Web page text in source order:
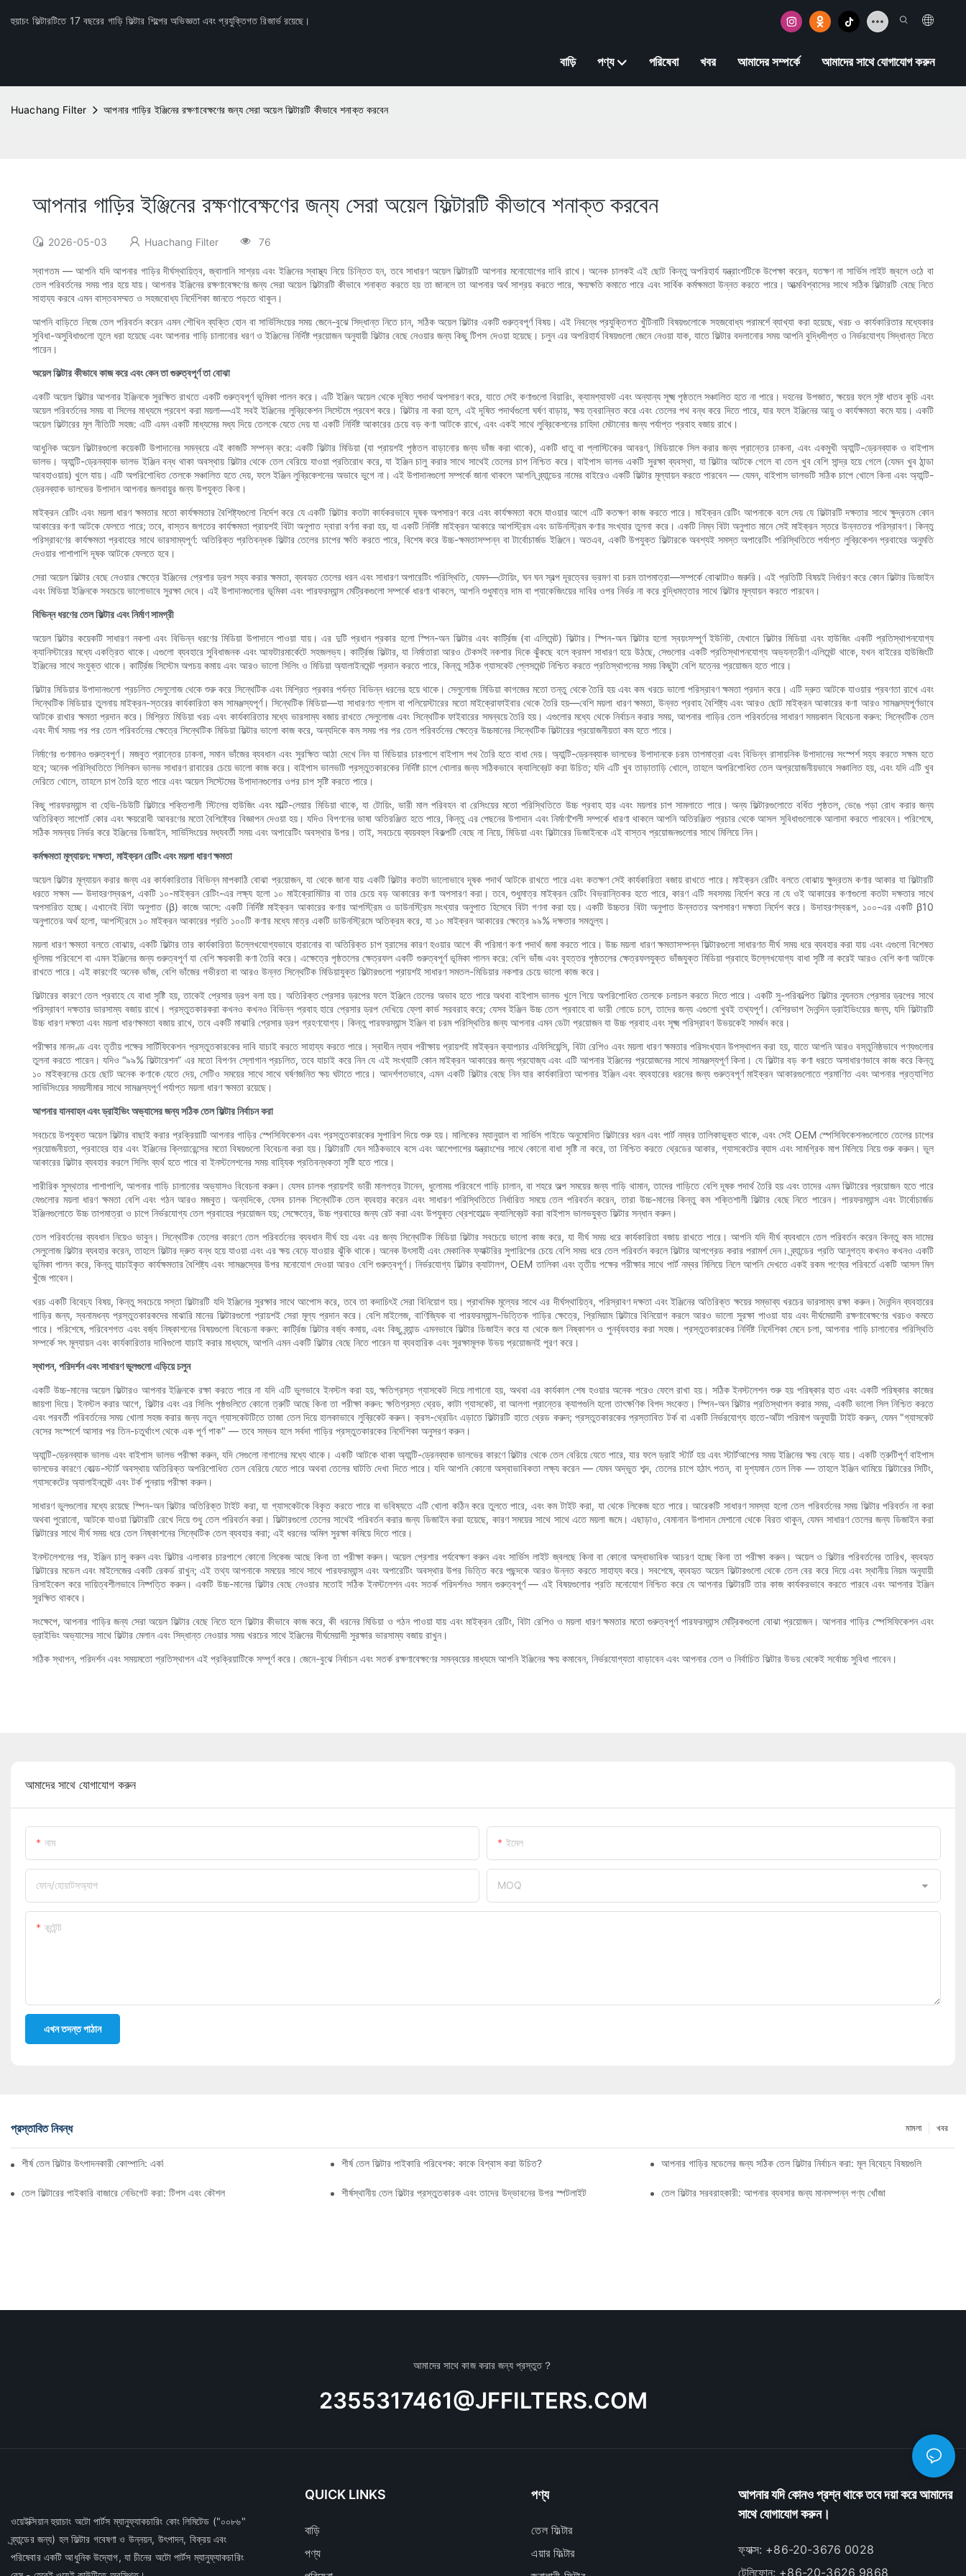
হুয়াচং ফিল্টারটিতে 17 বছরের গাড়ি ফিল্টার শিল্পের অভিজ্ঞতা এবং প্রযুক্তিগত রিজার্ভ রয়েছে।
বাড়ি পণ্য পরিষেবা খবর আমাদের সম্পর্কে আমাদের সাথে যোগাযোগ করুন
Huachang Filter আপনার গাড়ির ইঞ্জিনের রক্ষণাবেক্ষণের জন্য সেরা অয়েল ফিল্টারটি কীভাবে শনাক্ত করবেন
আপনার গাড়ির ইঞ্জিনের রক্ষণাবেক্ষণের জন্য সেরা অয়েল ফিল্টারটি কীভাবে শনাক্ত করবেন
2026-05-03 Huachang Filter 76
স্বাগতম — আপনি যদি আপনার গাড়ির দীর্ঘস্থায়িত্ব, জ্বালানি সাশ্রয় এবং ইঞ্জিনের স্বাস্থ্য নিয়ে চিন্তিত হন, তবে সাধারণ অয়েল ফিল্টারটি আপনার মনোযোগের দাবি রাখে। অনেক চালকই এই ছোট কিন্তু অপরিহার্য যন্ত্রাংশটিকে উপেক্ষা করেন, যতক্ষণ না সার্ভিস লাইট জ্বলে ওঠে বা
তেল পরিবর্তনের সময় পার হয়ে যায়। আপনার ইঞ্জিনের রক্ষণাবেক্ষণের জন্য সেরা অয়েল ফিল্টারটি কীভাবে শনাক্ত করতে হয় তা জানলে তা আপনার অর্থ সাশ্রয় করতে পারে, ক্ষয়ক্ষতি কমাতে পারে এবং সার্বিক কর্মক্ষমতা উন্নত করতে পারে। আত্মবিশ্বাসের সাথে সঠিক ফিল্টারটি বেছে নিতে
সাহায্য করবে এমন বাস্তবসম্মত ও সহজবোধ্য নির্দেশিকা জানতে পড়তে থাকুন।
আপনি বাড়িতে নিজে তেল পরিবর্তন করেন এমন শৌখিন ব্যক্তি হোন বা সার্ভিসিংয়ের সময় জেনে-বুঝে সিদ্ধান্ত নিতে চান, সঠিক অয়েল ফিল্টার একটি গুরুত্বপূর্ণ বিষয়। এই নিবন্ধে প্রযুক্তিগত খুঁটিনাটি বিষয়গুলোকে সহজবোধ্য পরামর্শে ব্যাখ্যা করা হয়েছে, খরচ ও কার্যকারিতার মধ্যেকার
সুবিধা-অসুবিধাগুলো তুলে ধরা হয়েছে এবং আপনার গাড়ি চালানোর ধরণ ও ইঞ্জিনের নির্দিষ্ট প্রয়োজন অনুযায়ী ফিল্টার বেছে নেওয়ার জন্য কিছু টিপস দেওয়া হয়েছে। চলুন এর অপরিহার্য বিষয়গুলো জেনে নেওয়া যাক, যাতে ফিল্টার বদলানোর সময় আপনি বুদ্ধিদীপ্ত ও নির্ভরযোগ্য সিদ্ধান্ত নিতে
পারেন।
অয়েল ফিল্টার কীভাবে কাজ করে এবং কেন তা গুরুত্বপূর্ণ তা বোঝা
একটি অয়েল ফিল্টার আপনার ইঞ্জিনকে সুরক্ষিত রাখতে একটি গুরুত্বপূর্ণ ভূমিকা পালন করে। এটি ইঞ্জিন অয়েল থেকে দূষিত পদার্থ অপসারণ করে, যাতে সেই কণাগুলো বিয়ারিং, ক্যামশ্যাফট এবং অন্যান্য সূক্ষ্ম পৃষ্ঠতলে সঞ্চালিত হতে না পারে। দহনের উপজাত, ক্ষয়ের ফলে সৃষ্ট ধাতব কুচি এবং
অয়েল পরিবর্তনের সময় বা সিলের মাধ্যমে প্রবেশ করা ময়লা—এই সবই ইঞ্জিনের লুব্রিকেশন সিস্টেমে প্রবেশ করে। ফিল্টার না করা হলে, এই দূষিত পদার্থগুলো ঘর্ষণ বাড়ায়, ক্ষয় ত্বরান্বিত করে এবং তেলের পথ বন্ধ করে দিতে পারে, যার ফলে ইঞ্জিনের আয়ু ও কার্যক্ষমতা কমে যায়। একটি
অয়েল ফিল্টারের মূল নীতিটি সহজ: এটি এমন একটি মাধ্যমের মধ্য দিয়ে তেলকে যেতে দেয় যা একটি নির্দিষ্ট আকারের চেয়ে বড় কণা আটকে রাখে, এবং একই সাথে লুব্রিকেশনের চাহিদা মেটানোর জন্য পর্যাপ্ত প্রবাহ বজায় রাখে।
আধুনিক অয়েল ফিল্টারগুলো কয়েকটি উপাদানের সমন্বয়ে এই কাজটি সম্পন্ন করে: একটি ফিল্টার মিডিয়া (যা প্রায়শই পৃষ্ঠতল বাড়ানোর জন্য ভাঁজ করা থাকে), একটি ধাতু বা প্লাস্টিকের আবরণ, মিডিয়াকে সিল করার জন্য প্রান্তের ঢাকনা, এবং একমুখী অ্যান্টি-ড্রেনব্যাক ও বাইপাস
ভালভ। অ্যান্টি-ড্রেনব্যাক ভালভ ইঞ্জিন বন্ধ থাকা অবস্থায় ফিল্টার থেকে তেল বেরিয়ে যাওয়া প্রতিরোধ করে, যা ইঞ্জিন চালু করার সাথে সাথেই তেলের চাপ নিশ্চিত করে। বাইপাস ভালভ একটি সুরক্ষা ব্যবস্থা, যা ফিল্টার আটকে গেলে বা তেল খুব বেশি সান্দ্র হয়ে গেলে (যেমন খুব ঠান্ডা
আবহাওয়ায়) খুলে যায়। এটি অপরিশোধিত তেলকে সঞ্চালিত হতে দেয়, ফলে ইঞ্জিন লুব্রিকেশনের অভাবে ভুগে না। এই উপাদানগুলো সম্পর্কে জানা থাকলে আপনি ব্র্যান্ডের নামের বাইরেও একটি ফিল্টার মূল্যায়ন করতে পারবেন — যেমন, বাইপাস ভালভটি সঠিক চাপে খোলে কিনা এবং অ্যান্টি-
ড্রেনব্যাক ভালভের উপাদান আপনার জলবায়ুর জন্য উপযুক্ত কিনা।
মাইক্রন রেটিং এবং ময়লা ধারণ ক্ষমতার মতো কার্যক্ষমতার বৈশিষ্ট্যগুলো নির্দেশ করে যে একটি ফিল্টার কতটা কার্যকরভাবে দূষক অপসারণ করে এবং কার্যক্ষমতা কমে যাওয়ার আগে এটি কতক্ষণ কাজ করতে পারে। মাইক্রন রেটিং আপনাকে বলে দেয় যে ফিল্টারটি দক্ষতার সাথে ক্ষুদ্রতম কোন
আকারের কণা আটকে ফেলতে পারে; তবে, বাস্তব জগতের কার্যক্ষমতা প্রায়শই বিটা অনুপাত দ্বারা বর্ণনা করা হয়, যা একটি নির্দিষ্ট মাইক্রন আকারে আপস্ট্রিম এবং ডাউনস্ট্রিম কণার সংখ্যার তুলনা করে। একটি নিম্ন বিটা অনুপাত মানে সেই মাইক্রন স্তরে উন্নততর পরিস্রাবণ। কিন্তু
পরিস্রাবণের কার্যক্ষমতা প্রবাহের সাথে ভারসাম্যপূর্ণ: অতিরিক্ত প্রতিবন্ধক ফিল্টার তেলের চাপের ক্ষতি করতে পারে, বিশেষ করে উচ্চ-ক্ষমতাসম্পন্ন বা টার্বোচার্জড ইঞ্জিনে। অতএব, একটি উপযুক্ত ফিল্টারকে অবশ্যই সমস্ত অপারেটিং পরিস্থিতিতে পর্যাপ্ত লুব্রিকেশন প্রবাহের অনুমতি
দেওয়ার পাশাপাশি দূষক আটকে ফেলতে হবে।
সেরা অয়েল ফিল্টার বেছে নেওয়ার ক্ষেত্রে ইঞ্জিনের প্রেশার ড্রপ সহ্য করার ক্ষমতা, ব্যবহৃত তেলের ধরন এবং সাধারণ অপারেটিং পরিস্থিতি, যেমন—টোয়িং, ঘন ঘন স্বল্প দূরত্বের ভ্রমণ বা চরম তাপমাত্রা—সম্পর্কে বোঝাটাও জরুরি। এই প্রতিটি বিষয়ই নির্ধারণ করে কোন ফিল্টার ডিজাইন
এবং মিডিয়া ইঞ্জিনকে সবচেয়ে ভালোভাবে সুরক্ষা দেবে। এই উপাদানগুলোর ভূমিকা এবং পারফরম্যান্স মেট্রিকগুলো সম্পর্কে ধারণা থাকলে, আপনি শুধুমাত্র দাম বা প্যাকেজিংয়ের দাবির ওপর নির্ভর না করে বুদ্ধিমত্তার সাথে ফিল্টার মূল্যায়ন করতে পারবেন।
বিভিন্ন ধরণের তেল ফিল্টার এবং নির্মাণ সামগ্রী
অয়েল ফিল্টার কয়েকটি সাধারণ নকশা এবং বিভিন্ন ধরণের মিডিয়া উপাদানে পাওয়া যায়। এর দুটি প্রধান প্রকার হলো স্পিন-অন ফিল্টার এবং কার্ট্রিজ (বা এলিমেন্ট) ফিল্টার। স্পিন-অন ফিল্টার হলো স্বয়ংসম্পূর্ণ ইউনিট, যেখানে ফিল্টার মিডিয়া এবং হাউজিং একটি প্রতিস্থাপনযোগ্য
ক্যানিস্টারের মধ্যে একত্রিত থাকে। এগুলো ব্যবহারে সুবিধাজনক এবং আফটারমার্কেটে সহজলভ্য। কার্ট্রিজ ফিল্টার, যা নির্মাতারা আরও টেকসই নকশার দিকে ঝুঁকছে বলে ক্রমশ সাধারণ হয়ে উঠছে, সেগুলোর একটি প্রতিস্থাপনযোগ্য অভ্যন্তরীণ এলিমেন্ট থাকে, যখন বাইরের হাউজিংটি
ইঞ্জিনের সাথে সংযুক্ত থাকে। কার্ট্রিজ সিস্টেম অপচয় কমায় এবং আরও ভালো সিলিং ও মিডিয়া অ্যালাইনমেন্ট প্রদান করতে পারে, কিন্তু সঠিক গ্যাসকেট প্লেসমেন্ট নিশ্চিত করতে প্রতিস্থাপনের সময় কিছুটা বেশি যত্নের প্রয়োজন হতে পারে।
ফিল্টার মিডিয়ার উপাদানগুলো প্রচলিত সেলুলোজ থেকে শুরু করে সিন্থেটিক এবং মিশ্রিত প্রকার পর্যন্ত বিভিন্ন ধরনের হয়ে থাকে। সেলুলোজ মিডিয়া কাগজের মতো তন্তু থেকে তৈরি হয় এবং কম খরচে ভালো পরিস্রাবণ ক্ষমতা প্রদান করে। এটি দ্রুত আটকে যাওয়ার প্রবণতা রাখে এবং
সিন্থেটিক মিডিয়ার তুলনায় মাইক্রন-স্তরের কার্যকারিতা কম সামঞ্জস্যপূর্ণ। সিন্থেটিক মিডিয়া—যা সাধারণত গ্লাস বা পলিয়েস্টারের মতো মাইক্রোফাইবার থেকে তৈরি হয়—বেশি ময়লা ধারণ ক্ষমতা, উন্নত প্রবাহ বৈশিষ্ট্য এবং আরও ছোট মাইক্রন আকারের কণা আরও সামঞ্জস্যপূর্ণভাবে
আটকে রাখার ক্ষমতা প্রদান করে। মিশ্রিত মিডিয়া খরচ এবং কার্যকারিতার মধ্যে ভারসাম্য বজায় রাখতে সেলুলোজ এবং সিন্থেটিক ফাইবারের সমন্বয়ে তৈরি হয়। এগুলোর মধ্যে থেকে নির্বাচন করার সময়, আপনার গাড়ির তেল পরিবর্তনের সাধারণ সময়কাল বিবেচনা করুন: সিন্থেটিক তেল
এবং দীর্ঘ সময় পর পর তেল পরিবর্তনের ক্ষেত্রে সিন্থেটিক মিডিয়া ফিল্টার ভালো কাজ করে, অন্যদিকে কম সময় পর পর তেল পরিবর্তনের ক্ষেত্রে উচ্চমানের সিন্থেটিক ফিল্টারের প্রয়োজনীয়তা কম হতে পারে।
নির্মাণের গুণমানও গুরুত্বপূর্ণ। মজবুত প্রান্তের ঢাকনা, সমান ভাঁজের ব্যবধান এবং সুরক্ষিত আঠা দেখে নিন যা মিডিয়ার চারপাশে বাইপাস পথ তৈরি হতে বাধা দেয়। অ্যান্টি-ড্রেনব্যাক ভালভের উপাদানকে চরম তাপমাত্রা এবং বিভিন্ন রাসায়নিক উপাদানের সংস্পর্শ সহ্য করতে সক্ষম হতে
হবে; অনেক পরিস্থিতিতে সিলিকন ভালভ সাধারণ রাবারের চেয়ে ভালো কাজ করে। বাইপাস ভালভটি প্রস্তুতকারকের নির্দিষ্ট চাপে খোলার জন্য সঠিকভাবে ক্যালিব্রেট করা উচিত; যদি এটি খুব তাড়াতাড়ি খোলে, তাহলে অপরিশোধিত তেল অপ্রয়োজনীয়ভাবে সঞ্চালিত হয়, এবং যদি এটি খুব
দেরিতে খোলে, তাহলে চাপ তৈরি হতে পারে এবং অয়েল সিস্টেমের উপাদানগুলোর ওপর চাপ সৃষ্টি করতে পারে।
কিছু পারফরম্যান্স বা হেভি-ডিউটি ​​ফিল্টারে শক্তিশালী স্টিলের হাউজিং এবং মাল্টি-লেয়ার মিডিয়া থাকে, যা টোয়িং, ভারী মাল পরিবহন বা রেসিংয়ের মতো পরিস্থিতিতে উচ্চ প্রবাহ হার এবং ময়লার চাপ সামলাতে পারে। অন্য ফিল্টারগুলোতে বর্ধিত পৃষ্ঠতল, ভেঙে পড়া রোধ করার জন্য
অতিরিক্ত সাপোর্ট কোর এবং ক্ষয়রোধী আবরণের মতো বৈশিষ্ট্যের বিজ্ঞাপন দেওয়া হয়। যদিও বিপণনের ভাষা অতিরঞ্জিত হতে পারে, কিন্তু এর পেছনের উপাদান এবং নির্মাণশৈলী সম্পর্কে ধারণা থাকলে আপনি অতিরঞ্জিত প্রচার থেকে আসল সুবিধাগুলোকে আলাদা করতে পারবেন। পরিশেষে,
সঠিক সমন্বয় নির্ভর করে ইঞ্জিনের ডিজাইন, সার্ভিসিংয়ের মধ্যবর্তী সময় এবং অপারেটিং অবস্থার উপর। তাই, সবচেয়ে ব্যয়বহুল বিকল্পটি বেছে না নিয়ে, মিডিয়া এবং ফিল্টারের ডিজাইনকে এই বাস্তব প্রয়োজনগুলোর সাথে মিলিয়ে নিন।
কর্মক্ষমতা মূল্যায়ন: দক্ষতা, মাইক্রন রেটিং এবং ময়লা ধারণ ক্ষমতা
অয়েল ফিল্টার মূল্যায়ন করার জন্য এর কার্যকারিতার বিভিন্ন মাপকাঠি বোঝা প্রয়োজন, যা থেকে জানা যায় একটি ফিল্টার কতটা ভালোভাবে দূষক পদার্থ আটকে রাখতে পারে এবং কতক্ষণ সেই কার্যকারিতা বজায় রাখতে পারে। মাইক্রন রেটিং বলতে বোঝায় ক্ষুদ্রতম কণার আকার যা ফিল্টারটি
ধরতে সক্ষম — উদাহরণস্বরূপ, একটি ১০-মাইক্রন রেটিং-এর লক্ষ্য হলো ১০ মাইক্রোমিটার বা তার চেয়ে বড় আকারের কণা অপসারণ করা। তবে, শুধুমাত্র মাইক্রন রেটিং বিভ্রান্তিকর হতে পারে, কারণ এটি সবসময় নির্দেশ করে না যে ওই আকারের কণাগুলো কতটা দক্ষতার সাথে
অপসারিত হচ্ছে। এখানেই বিটা অনুপাত (β) কাজে আসে: একটি নির্দিষ্ট মাইক্রন আকারের কণার আপস্ট্রিম ও ডাউনস্ট্রিম সংখ্যার অনুপাত হিসেবে বিটা গণনা করা হয়। একটি উচ্চতর বিটা অনুপাত উন্নততর অপসারণ দক্ষতা নির্দেশ করে। উদাহরণস্বরূপ, ১০০-এর একটি β10
অনুপাতের অর্থ হলো, আপস্ট্রিমে ১০ মাইক্রন আকারের প্রতি ১০০টি কণার মধ্যে মাত্র একটি ডাউনস্ট্রিমে অতিক্রম করে, যা ১০ মাইক্রন আকারের ক্ষেত্রে ৯৯% দক্ষতার সমতুল্য।
ময়লা ধারণ ক্ষমতা বলতে বোঝায়, একটি ফিল্টার তার কার্যকারিতা উল্লেখযোগ্যভাবে হারানোর বা অতিরিক্ত চাপ হ্রাসের কারণ হওয়ার আগে কী পরিমাণ কণা পদার্থ জমা করতে পারে। উচ্চ ময়লা ধারণ ক্ষমতাসম্পন্ন ফিল্টারগুলো সাধারণত দীর্ঘ সময় ধরে ব্যবহার করা যায় এবং এগুলো বিশেষত
ধূলিময় পরিবেশে বা এমন ইঞ্জিনের জন্য গুরুত্বপূর্ণ যা বেশি ক্ষয়কারী কণা তৈরি করে। এক্ষেত্রে পৃষ্ঠতলের ক্ষেত্রফল একটি গুরুত্বপূর্ণ ভূমিকা পালন করে: বেশি ভাঁজ এবং বৃহত্তর পৃষ্ঠতলের ক্ষেত্রফলযুক্ত ভাঁজযুক্ত মিডিয়া প্রবাহে উল্লেখযোগ্য বাধা সৃষ্টি না করেই আরও বেশি কণা আটকে
রাখতে পারে। এই কারণেই অনেক ভাঁজ, বেশি ভাঁজের গভীরতা বা আরও উন্নত সিন্থেটিক মিডিয়াযুক্ত ফিল্টারগুলো প্রায়শই সাধারণ সমতল-মিডিয়ার নকশার চেয়ে ভালো কাজ করে।
ফিল্টারের কারণে তেল প্রবাহে যে বাধা সৃষ্টি হয়, তাকেই প্রেসার ড্রপ বলা হয়। অতিরিক্ত প্রেসার ড্রপের ফলে ইঞ্জিনে তেলের অভাব হতে পারে অথবা বাইপাস ভালভ খুলে গিয়ে অপরিশোধিত তেলকে চলাচল করতে দিতে পারে। একটি সু-পরিকল্পিত ফিল্টার ন্যূনতম প্রেসার ড্রপের সাথে
পরিস্রাবণ দক্ষতার ভারসাম্য বজায় রাখে। প্রস্তুতকারকরা কখনও কখনও বিভিন্ন প্রবাহ হারে প্রেসার ড্রপ দেখিয়ে ফ্লো কার্ভ সরবরাহ করে; যেসব ইঞ্জিন উচ্চ তেল প্রবাহে বা ভারী লোডে চলে, তাদের জন্য এগুলো খুবই তথ্যপূর্ণ। বেশিরভাগ দৈনন্দিন ড্রাইভিংয়ের জন্য, যদি ফিল্টারটি
উচ্চ ধারণ দক্ষতা এবং ময়লা ধারণক্ষমতা বজায় রাখে, তবে একটি মাঝারি প্রেসার ড্রপ গ্রহণযোগ্য। কিন্তু পারফরম্যান্স ইঞ্জিন বা চরম পরিস্থিতির জন্য আপনার এমন ডেটা প্রয়োজন যা উচ্চ প্রবাহ এবং সূক্ষ্ম পরিস্রাবণ উভয়কেই সমর্থন করে।
পরীক্ষার মানদণ্ড এবং তৃতীয় পক্ষের সার্টিফিকেশন প্রস্তুতকারকের দাবি যাচাই করতে সাহায্য করতে পারে। স্বাধীন ল্যাব পরীক্ষায় প্রায়শই মাইক্রন ক্যাপচার এফিসিয়েন্সি, বিটা রেশিও এবং ময়লা ধারণ ক্ষমতার পরিসংখ্যান উপস্থাপন করা হয়, যাতে আপনি আরও বস্তুনিষ্ঠভাবে পণ্যগুলোর
তুলনা করতে পারেন। যদিও “৯৯% ফিল্টারেশন” এর মতো বিপণন স্লোগান প্রচলিত, তবে যাচাই করে নিন যে এই সংখ্যাটি কোন মাইক্রন আকারের জন্য প্রযোজ্য এবং এটি আপনার ইঞ্জিনের প্রয়োজনের সাথে সামঞ্জস্যপূর্ণ কিনা। যে ফিল্টার বড় কণা ধরতে অসাধারণভাবে কাজ করে কিন্তু
১০ মাইক্রনের চেয়ে ছোট অনেক কণাকে যেতে দেয়, সেটিও সময়ের সাথে সাথে ঘর্ষণজনিত ক্ষয় ঘটাতে পারে। আদর্শগতভাবে, এমন একটি ফিল্টার বেছে নিন যার কার্যকারিতা আপনার ইঞ্জিন এবং ব্যবহারের ধরনের জন্য গুরুত্বপূর্ণ মাইক্রন আকারগুলোতে প্রমাণিত এবং আপনার প্রত্যাশিত
সার্ভিসিংয়ের সময়সীমার সাথে সামঞ্জস্যপূর্ণ পর্যাপ্ত ময়লা ধারণ ক্ষমতা রয়েছে।
আপনার যানবাহন এবং ড্রাইভিং অভ্যাসের জন্য সঠিক তেল ফিল্টার নির্বাচন করা
সবচেয়ে উপযুক্ত অয়েল ফিল্টার বাছাই করার প্রক্রিয়াটি আপনার গাড়ির স্পেসিফিকেশন এবং প্রস্তুতকারকের সুপারিশ দিয়ে শুরু হয়। মালিকের ম্যানুয়াল বা সার্ভিস গাইডে অনুমোদিত ফিল্টারের ধরন এবং পার্ট নম্বর তালিকাভুক্ত থাকে, এবং সেই OEM স্পেসিফিকেশনগুলোতে তেলের চাপের
প্রয়োজনীয়তা, প্রবাহের হার এবং ইঞ্জিনের ক্লিয়ারেন্সের মতো বিষয়গুলো বিবেচনা করা হয়। ফিল্টারটি যেন সঠিকভাবে বসে এবং আশেপাশের যন্ত্রাংশের সাথে কোনো বাধা সৃষ্টি না করে, তা নিশ্চিত করতে থ্রেডের আকার, গ্যাসকেটের ব্যাস এবং সামগ্রিক মাপ মিলিয়ে নিয়ে শুরু করুন। ভুল
আকারের ফিল্টার ব্যবহার করলে সিলিং ব্যর্থ হতে পারে বা ইনস্টলেশনের সময় বাহ্যিক প্রতিবন্ধকতা সৃষ্টি হতে পারে।
শারীরিক সুস্থতার পাশাপাশি, আপনার গাড়ি চালানোর অভ্যাসও বিবেচনা করুন। যেসব চালক প্রায়শই ভারী মালপত্র টানেন, ধুলোময় পরিবেশে গাড়ি চালান, বা শহরে অল্প সময়ের জন্য গাড়ি থামান, তাদের গাড়িতে বেশি দূষক পদার্থ তৈরি হয় এবং তাদের এমন ফিল্টারের প্রয়োজন হতে পারে
যেগুলোর ময়লা ধারণ ক্ষমতা বেশি এবং গঠন আরও মজবুত। অন্যদিকে, যেসব চালক সিন্থেটিক তেল ব্যবহার করেন এবং সাধারণ পরিস্থিতিতে নির্ধারিত সময়ে তেল পরিবর্তন করেন, তারা উচ্চ-মানের কিন্তু কম শক্তিশালী ফিল্টার বেছে নিতে পারেন। পারফরম্যান্স এবং টার্বোচার্জড
ইঞ্জিনগুলোতে উচ্চ তাপমাত্রা ও চাপে নির্ভরযোগ্য তেল প্রবাহের প্রয়োজন হয়; সেক্ষেত্রে, উচ্চ প্রবাহের জন্য রেট করা এবং উপযুক্ত থ্রেশহোল্ডে ক্যালিব্রেট করা বাইপাস ভালভযুক্ত ফিল্টার সন্ধান করুন।
তেল পরিবর্তনের ব্যবধান নিয়েও ভাবুন। সিন্থেটিক তেলের কারণে তেল পরিবর্তনের ব্যবধান দীর্ঘ হয় এবং এর জন্য সিন্থেটিক মিডিয়া ফিল্টার সবচেয়ে ভালো কাজ করে, যা দীর্ঘ সময় ধরে কার্যকারিতা বজায় রাখতে পারে। আপনি যদি দীর্ঘ ব্যবধানে তেল পরিবর্তন করেন কিন্তু কম দামের
সেলুলোজ ফিল্টার ব্যবহার করেন, তাহলে ফিল্টার দ্রুত বন্ধ হয়ে যাওয়া এবং এর ক্ষয় বেড়ে যাওয়ার ঝুঁকি থাকে। অনেক উৎসাহী এবং মেকানিক ফ্যাক্টরির সুপারিশের চেয়ে বেশি সময় ধরে তেল পরিবর্তন করলে ফিল্টার আপগ্রেড করার পরামর্শ দেন। ব্র্যান্ডের প্রতি আনুগত্য কখনও কখনও একটি
ভূমিকা পালন করে, কিন্তু যাচাইকৃত কার্যক্ষমতার বৈশিষ্ট্য এবং সামঞ্জস্যের উপর মনোযোগ দেওয়া আরও বেশি গুরুত্বপূর্ণ। নির্ভরযোগ্য ফিল্টার ক্যাটালগ, OEM তালিকা এবং তৃতীয় পক্ষের পরীক্ষার সাথে পার্ট নম্বর মিলিয়ে নিলে আপনি দেখতে একই রকম পণ্যের পরিবর্তে একটি আসল মিল
খুঁজে পাবেন।
খরচ একটি বিবেচ্য বিষয়, কিন্তু সবচেয়ে সস্তা ফিল্টারটি যদি ইঞ্জিনের সুরক্ষার সাথে আপোস করে, তবে তা কদাচিৎই সেরা বিনিয়োগ হয়। প্রাথমিক মূল্যের সাথে এর দীর্ঘস্থায়িত্ব, পরিস্রাবণ দক্ষতা এবং ইঞ্জিনের অতিরিক্ত ক্ষয়ের সম্ভাব্য খরচের ভারসাম্য রক্ষা করুন। দৈনন্দিন ব্যবহারের
গাড়ির জন্য, স্বনামধন্য প্রস্তুতকারকদের মাঝারি মানের ফিল্টারগুলো প্রায়শই সেরা মূল্য প্রদান করে। বেশি মাইলেজ, বাণিজ্যিক বা পারফরম্যান্স-ভিত্তিক গাড়ির ক্ষেত্রে, প্রিমিয়াম ফিল্টারে বিনিয়োগ করলে আরও ভালো সুরক্ষা পাওয়া যায় এবং দীর্ঘমেয়াদী রক্ষণাবেক্ষণের খরচও কমতে
পারে। পরিশেষে, পরিবেশগত এবং বর্জ্য নিষ্কাশনের বিষয়গুলো বিবেচনা করুন: কার্ট্রিজ ফিল্টার বর্জ্য কমায়, এবং কিছু ব্র্যান্ড এমনভাবে ফিল্টার ডিজাইন করে যা থেকে জল নিষ্কাশন ও পুনর্ব্যবহার করা সহজ। প্রস্তুতকারকের নির্দিষ্ট নির্দেশিকা মেনে চলা, আপনার গাড়ি চালানোর পরিস্থিতি
সম্পর্কে সৎ মূল্যায়ন এবং কার্যকারিতার দাবিগুলো যাচাই করার মাধ্যমে, আপনি এমন একটি ফিল্টার বেছে নিতে পারেন যা ব্যবহারিক এবং সুরক্ষামূলক উভয় প্রয়োজনই পূরণ করে।
স্থাপন, পরিদর্শন এবং সাধারণ ভুলগুলো এড়িয়ে চলুন
একটি উচ্চ-মানের অয়েল ফিল্টারও আপনার ইঞ্জিনকে রক্ষা করতে পারে না যদি এটি ভুলভাবে ইনস্টল করা হয়, ক্ষতিগ্রস্ত গ্যাসকেট দিয়ে লাগানো হয়, অথবা এর কার্যকাল শেষ হওয়ার অনেক পরেও ফেলে রাখা হয়। সঠিক ইনস্টলেশন শুরু হয় পরিষ্কার হাত এবং একটি পরিষ্কার কাজের
জায়গা দিয়ে। ইনস্টল করার আগে, ফিল্টার এবং এর সিলিং পৃষ্ঠগুলিতে কোনো ত্রুটি আছে কিনা তা পরীক্ষা করুন: ক্ষতিগ্রস্ত থ্রেড, কাটা গ্যাসকেট, বা আলগা প্রান্তের ক্যাপগুলি হলো তাৎক্ষণিক বিপদ সংকেত। স্পিন-অন ফিল্টার প্রতিস্থাপন করার সময়, একটি ভালো সিল নিশ্চিত করতে
এবং পরবর্তী পরিবর্তনের সময় খোলা সহজ করার জন্য নতুন গ্যাসকেটটিতে তাজা তেল দিয়ে হালকাভাবে লুব্রিকেট করুন। ক্রস-থ্রেডিং এড়াতে ফিল্টারটি হাতে থ্রেড করুন; প্রস্তুতকারকের প্রস্তাবিত টর্ক বা একটি নির্ভরযোগ্য হাতে-আঁটা পরিমাপ অনুযায়ী টাইট করুন, যেমন "গ্যাসকেট
বেসের সংস্পর্শে আসার পর তিন-চতুর্থাংশ থেকে এক পূর্ণ পাক" — তবে সম্ভব হলে সর্বদা গাড়ির প্রস্তুতকারকের নির্দেশিকা অনুসরণ করুন।
অ্যান্টি-ড্রেনব্যাক ভালভ এবং বাইপাস ভালভ পরীক্ষা করুন, যদি সেগুলো নাগালের মধ্যে থাকে। একটি আটকে থাকা অ্যান্টি-ড্রেনব্যাক ভালভের কারণে ফিল্টার থেকে তেল বেরিয়ে যেতে পারে, যার ফলে ড্রাই স্টার্ট হয় এবং স্টার্টআপের সময় ইঞ্জিনের ক্ষয় বেড়ে যায়। একটি ত্রুটিপূর্ণ বাইপাস
ভালভের কারণে কোল্ড-স্টার্ট অবস্থায় অতিরিক্ত অপরিশোধিত তেল বেরিয়ে যেতে পারে অথবা তেলের ঘাটতি দেখা দিতে পারে। যদি আপনি কোনো অস্বাভাবিকতা লক্ষ্য করেন — যেমন অদ্ভুত শব্দ, তেলের চাপে হঠাৎ পতন, বা দৃশ্যমান তেল লিক — তাহলে ইঞ্জিন থামিয়ে ফিল্টারের সিটিং,
গ্যাসকেটের অ্যালাইনমেন্ট এবং টর্ক পুনরায় পরীক্ষা করুন।
সাধারণ ভুলগুলোর মধ্যে রয়েছে স্পিন-অন ফিল্টার অতিরিক্ত টাইট করা, যা গ্যাসকেটকে বিকৃত করতে পারে বা ভবিষ্যতে এটি খোলা কঠিন করে তুলতে পারে, এবং কম টাইট করা, যা থেকে লিকেজ হতে পারে। আরেকটি সাধারণ সমস্যা হলো তেল পরিবর্তনের সময় ফিল্টার পরিবর্তন না করা
অথবা পুরোনো, আটকে যাওয়া ফিল্টারটি রেখে দিয়ে শুধু তেল পরিবর্তন করা। ফিল্টারগুলো তেলের সাথেই পরিবর্তন করার জন্য ডিজাইন করা হয়েছে, কারণ সময়ের সাথে সাথে এতে ময়লা জমে। এছাড়াও, বেমানান উপাদান মেশানো থেকে বিরত থাকুন, যেমন সাধারণ তেলের জন্য ডিজাইন করা
ফিল্টারের সাথে দীর্ঘ সময় ধরে তেল নিষ্কাশনের সিন্থেটিক তেল ব্যবহার করা; এই ধরনের অমিল সুরক্ষা কমিয়ে দিতে পারে।
ইনস্টলেশনের পর, ইঞ্জিন চালু করুন এবং ফিল্টার এলাকার চারপাশে কোনো লিকেজ আছে কিনা তা পরীক্ষা করুন। অয়েল প্রেশার পর্যবেক্ষণ করুন এবং সার্ভিস লাইট জ্বলছে কিনা বা কোনো অস্বাভাবিক আচরণ হচ্ছে কিনা তা পরীক্ষা করুন। অয়েল ও ফিল্টার পরিবর্তনের তারিখ, ব্যবহৃত
ফিল্টারের মডেল এবং মাইলেজের একটি রেকর্ড রাখুন; এই তথ্য আপনাকে সময়ের সাথে সাথে পারফরম্যান্স এবং অপারেটিং অবস্থার উপর ভিত্তি করে পছন্দকে আরও উন্নত করতে সাহায্য করে। সবশেষে, ব্যবহৃত অয়েল ফিল্টারগুলো থেকে তেল বের করে দিয়ে এবং স্থানীয় নিয়ম অনুযায়ী
রিসাইকেল করে দায়িত্বশীলভাবে নিষ্পত্তি করুন। একটি উচ্চ-মানের ফিল্টার বেছে নেওয়ার মতোই সঠিক ইনস্টলেশন এবং সতর্ক পরিদর্শনও সমান গুরুত্বপূর্ণ — এই বিষয়গুলোর প্রতি মনোযোগ নিশ্চিত করে যে আপনার ফিল্টারটি তার কাজ কার্যকরভাবে করতে পারবে এবং আপনার ইঞ্জিন
সুরক্ষিত থাকবে।
সংক্ষেপে, আপনার গাড়ির জন্য সেরা অয়েল ফিল্টার বেছে নিতে হলে ফিল্টার কীভাবে কাজ করে, কী ধরনের মিডিয়া ও গঠন পাওয়া যায় এবং মাইক্রন রেটিং, বিটা রেশিও ও ময়লা ধারণ ক্ষমতার মতো গুরুত্বপূর্ণ পারফরম্যান্স মেট্রিকগুলো বোঝা প্রয়োজন। আপনার গাড়ির স্পেসিফিকেশন এবং
ড্রাইভিং অভ্যাসের সাথে ফিল্টার মেলান এবং সিদ্ধান্ত নেওয়ার সময় খরচের সাথে ইঞ্জিনের দীর্ঘমেয়াদী সুরক্ষার ভারসাম্য বজায় রাখুন।
সঠিক স্থাপন, পরিদর্শন এবং সময়মতো প্রতিস্থাপন এই প্রক্রিয়াটিকে সম্পূর্ণ করে। জেনে-বুঝে নির্বাচন এবং সতর্ক রক্ষণাবেক্ষণের সমন্বয়ের মাধ্যমে আপনি ইঞ্জিনের ক্ষয় কমাবেন, নির্ভরযোগ্যতা বাড়াবেন এবং আপনার তেল ও নির্বাচিত ফিল্টার উভয় থেকেই সর্বোচ্চ সুবিধা পাবেন।
আমাদের সাথে যোগাযোগ করুন
নাম ইমেল
ফোন/হোয়াটসঅ্যাপ MOQ
কন্টেন্ট
এখন তদন্ত পাঠান
প্রস্তাবিত নিবন্ধ খবর
মামলা
শীর্ষ তেল ফিল্টার উৎপাদনকারী কোম্পানি: একটি বিস্তৃত সারসংক্ষেপ শীর্ষ তেল ফিল্টার পাইকারি পরিবেশক: কাকে বিশ্বাস করা উচিত? আপনার গাড়ির মডেলের জন্য সঠিক তেল ফিল্টার নির্বাচন করা: মূল বিবেচ্য বিষয়গুলি
তেল ফিল্টারের পাইকারি বাজারে নেভিগেট করা: টিপস এবং কৌশল শীর্ষস্থানীয় তেল ফিল্টার প্রস্তুতকারক এবং তাদের উদ্ভাবনের উপর স্পটলাইট তেল ফিল্টার সরবরাহকারী: আপনার ব্যবসার জন্য মানসম্পন্ন পণ্য খোঁজা
আমাদের সাথে কাজ করার জন্য প্রস্তুত？
2355317461@JFFILTERS.COM
ওয়েইক্সিয়ান হুয়াচাং অটো পার্টস ম্যানুফ্যাকচারিং কোং লিমিটেড ("০০৮৬"
ব্র্যান্ডের জন্য) হল ফিল্টার গবেষণা ও উন্নয়ন, উৎপাদন, বিক্রয় এবং
পরিষেবার একটি আধুনিক উদ্যোগ, যা চীনের অটো পার্টস ম্যানুফ্যাকচারিং
QUICK LINKS
বাড়ি
পণ্য
পণ্য
তেল ফিল্টার
এয়ার ফিল্টার
আপনার যদি কোনও প্রশ্ন থাকে তবে দয়া করে আমাদের
সাথে যোগাযোগ করুন।
ফ্যাক্স: +86-20-3676 0028
টেলিফোন: +86-20-3626 9868